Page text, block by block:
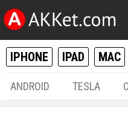
IPHONE IPAD MAC
ANDROID TESLA